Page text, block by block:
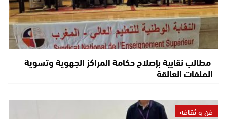
مطالب نقابية بإصلاح حكامة المراكز الجهوية وتسوية
الملفات العالقة
فن و ثقافة